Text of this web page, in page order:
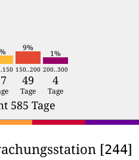
9%
1%
150..200 200..300
49 4
Tage Tage
585 Tage
[244]